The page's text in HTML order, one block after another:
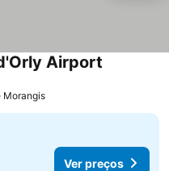
Airport
Morangis
Ver preços